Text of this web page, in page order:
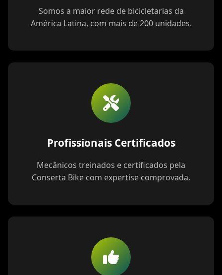
Somos a maior rede de bicicletarias da
América Latina, com mais de 200 unidades.
Profissionais Certificados
Mecânicos treinados e certificados pela
Conserta Bike com expertise comprovada.